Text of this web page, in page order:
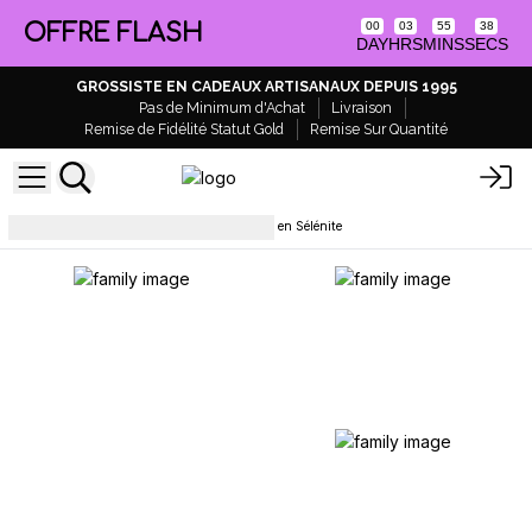
OFFRE FLASH 00
DAY
03
HRS
55
MINS
38
SECS
GROSSISTE EN CADEAUX ARTISANAUX DEPUIS 1995
Pas de Minimum d'Achat
Livraison
Remise de Fidélité Statut Gold
Remise Sur Quantité
Lampes en Sélénite